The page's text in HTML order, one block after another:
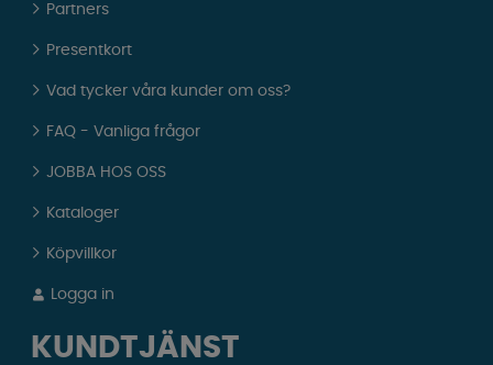
Partners
Presentkort
Vad tycker våra kunder om oss?
FAQ - Vanliga frågor
JOBBA HOS OSS
Kataloger
Köpvillkor
Logga in
KUNDTJÄNST